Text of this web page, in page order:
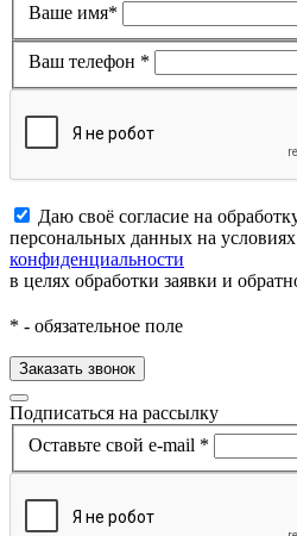
Ваше имя*
Ваш телефон *
Даю своё согласие на
персональных данных на условиях
конфиденциальности
в целях обработки заявки и
* - обязательное поле
Заказать звонок
Подписаться на рассылку
Оставьте свой e-mail *